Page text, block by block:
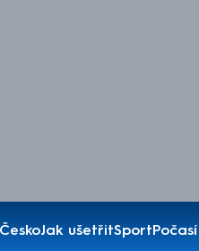
Jak ušetřitSportPočasí